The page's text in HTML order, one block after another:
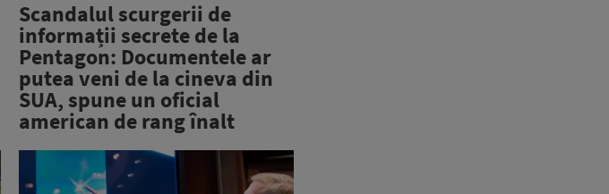
Scandalul scurgerii de
informații secrete de la
Pentagon: Documentele ar
putea veni de la cineva din
SUA, spune un oficial
american de rang înalt